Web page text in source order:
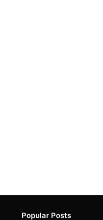
Popular Posts